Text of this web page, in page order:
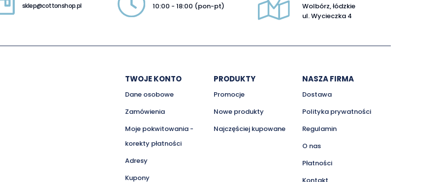
sklep@cottonshop.pl 10:00 - 18:00 (pon-pt)
Wolbórz, łódzkie
ul. Wycieczka 4
TWOJE KONTO
Dane osobowe
Zamówienia
Moje pokwitowania -
korekty płatności
Adresy
Kupony
PRODUKTY
Promocje
Nowe produkty
Najczęściej kupowane
NASZA FIRMA
Dostawa
Polityka prywatności
Regulamin
O nas
Płatności
Kontakt